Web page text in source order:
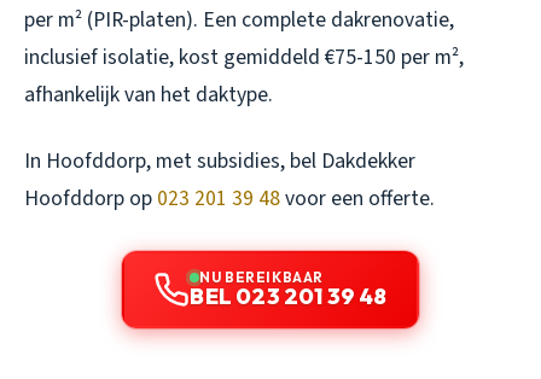
per m² (PIR-platen). Een complete dakrenovatie,
inclusief isolatie, kost gemiddeld €75-150 per m²,
afhankelijk van het daktype.
In Hoofddorp, met subsidies, bel Dakdekker
Hoofddorp op 023 201 39 48voor een offerte.
NU BEREIKBAAR
BEL 023 201 39 48